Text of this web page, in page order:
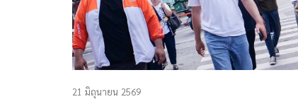
21 มิถุนายน 2569